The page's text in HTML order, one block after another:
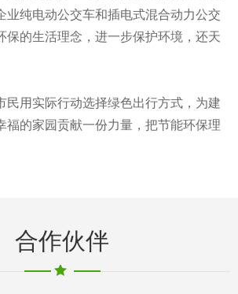
业纯电动公交车和插电式混合动力公交
保的生活理念，进一步保护环境，还天
用实际行动选择绿色出行方式，为建
福的家园贡献一份力量，把节能环保理
合作伙伴